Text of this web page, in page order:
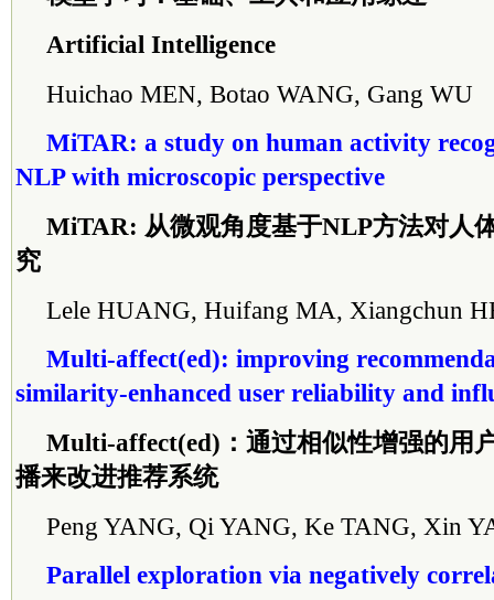
Artificial Intelligence
Huichao MEN, Botao WANG, Gang WU
MiTAR: a study on human activity
NLP with microscopic perspective
MiTAR: 从微观角度基于NLP方法对人
究
Lele HUANG, Huifang MA, Xiangchun
Multi-affect(ed): improving
similarity-enhanced user reliability and
Multi-affect(ed)：通过相似性增强的用
播来改进推荐系统
Peng YANG, Qi YANG, Ke TANG, Xin
Parallel exploration via negatively